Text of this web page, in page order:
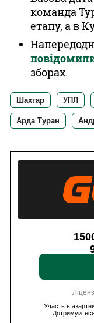
команда
етапу, а в
зборах.
Шахтар УПЛ
Арда Туран
Участь в